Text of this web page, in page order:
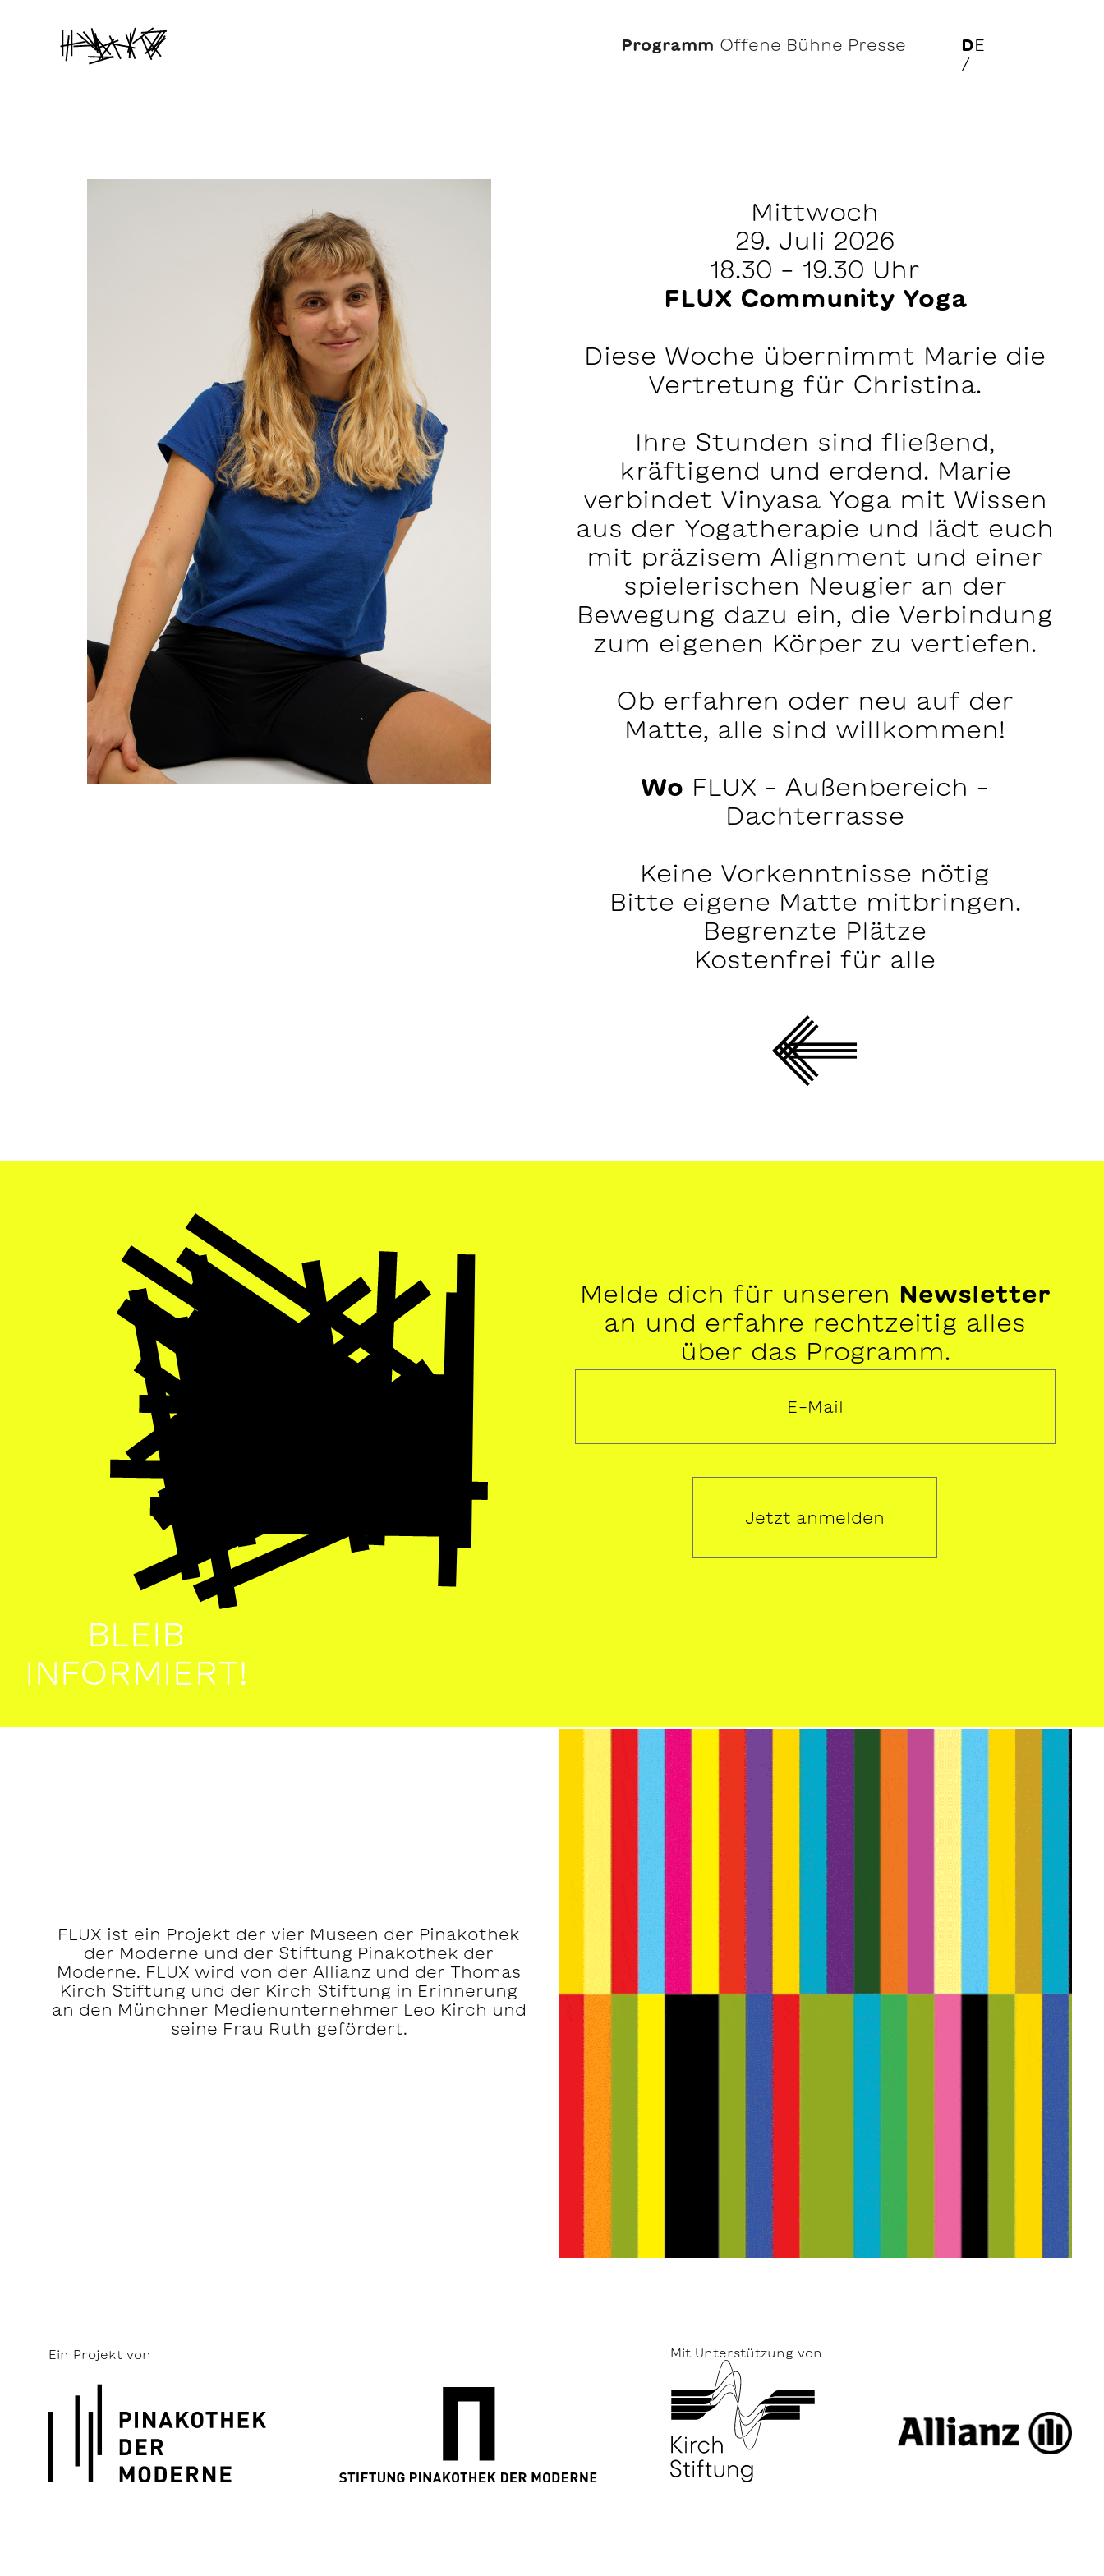
Programm Offene Bühne Presse DE
/
Mittwoch
29. Juli 2026
18.30 - 19.30 Uhr
FLUX Community Yoga
Diese Woche übernimmt Marie die
Vertretung für Christina.
Ihre Stunden sind fließend,
kräftigend und erdend. Marie
verbindet Vinyasa Yoga mit Wissen
aus der Yogatherapie und lädt euch
mit präzisem Alignment und einer
spielerischen Neugier an der
Bewegung dazu ein, die Verbindung
zum eigenen Körper zu vertiefen.
Ob erfahren oder neu auf der
Matte, alle sind willkommen!
Wo FLUX – Außenbereich –
Dachterrasse
Keine Vorkenntnisse nötig
Bitte eigene Matte mitbringen.
Begrenzte Plätze
Kostenfrei für alle
BLEIB
INFORMIERT!
Melde dich für unseren Newsletter
an und erfahre rechtzeitig alles
über das Programm.
FLUX ist ein Projekt der vier Museen der Pinakothek
der Moderne und der Stiftung Pinakothek der
Moderne. FLUX wird von der Allianz und der Thomas
Kirch Stiftung und der Kirch Stiftung in Erinnerung
an den Münchner Medienunternehmer Leo Kirch und
seine Frau Ruth gefördert.
Ein Projekt von Mit Unterstützung von